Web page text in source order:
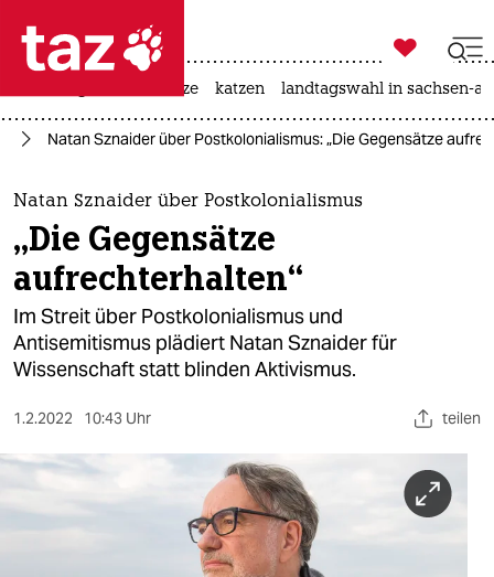
 taz zahl ich
taz zahl ich
themen
politik
öko
gesellschaft
sport
berlin

taz zahl ich
hitze katzen landtagswahl in sachsen-
Natan Sznaider über Postkolonialismus: „Die Gegensätze
Natan Sznaider über Postkolonialismus
„Die Gegensätze
aufrechterhalten“
Im Streit über Postkolonialismus und
Antisemitismus plädiert Natan Sznaider für
Wissenschaft statt blinden Aktivismus.
1.2.2022 10:43 Uhr teilen